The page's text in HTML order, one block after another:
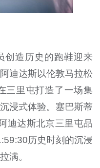
创造历史的跑鞋迎来
迪达斯以伦敦马拉松
三里屯打造了一场集
浸式体验。塞巴斯蒂
迪达斯北京三里屯品
历史时刻的沉浸
满。